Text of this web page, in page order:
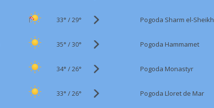
33° /29° Pogoda Sharm el-Sheikh
35° /30° Pogoda Hammamet
34° /26° Pogoda Monastyr
33° /26° Pogoda Lloret de Mar